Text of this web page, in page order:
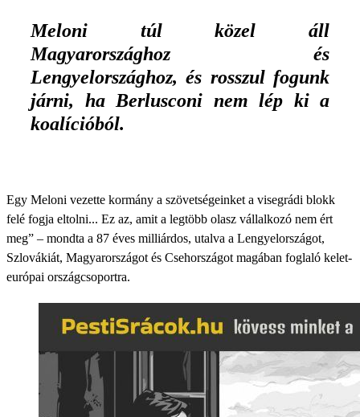
Meloni túl közel áll
Magyarországhoz és
Lengyelországhoz, és rosszul fogunk
járni, ha Berlusconi nem lép ki a
koalícióból.
Egy Meloni vezette kormány a szövetségeinket a visegrádi blokk
felé fogja eltolni... Ez az, amit a legtöbb olasz vállalkozó nem ért
meg” – mondta a 87 éves milliárdos, utalva a Lengyelországot,
Szlovákiát, Magyarországot és Csehországot magában foglaló kelet-
európai országcsoportra.